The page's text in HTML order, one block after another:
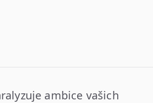
ambice vašich